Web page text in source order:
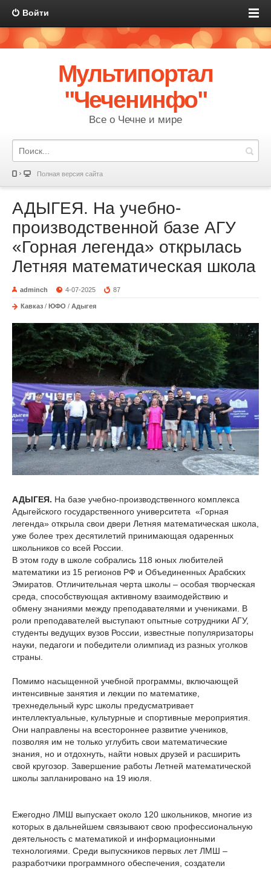
Войти
Мультипортал
"Чеченинфо"
Все о Чечне и мире
Полная версия сайта
АДЫГЕЯ. На учебно-
производственной базе АГУ
«Горная легенда» открылась
Летняя математическая школа
adminch 4-07-2025 87
Кавказ / ЮФО / Адыгея
АДЫГЕЯ. На базе учебно-производственного комплекса
Адыгейского государственного университета «Горная
легенда» открыла свои двери Летняя математическая школа,
уже более трех десятилетий принимающая одаренных
школьников со всей России.
В этом году в школе собрались 118 юных любителей
математики из 15 регионов РФ и Объединенных Арабских
Эмиратов. Отличительная черта школы – особая творческая
среда, способствующая активному взаимодействию и
обмену знаниями между преподавателями и учениками. В
роли преподавателей выступают опытные сотрудники АГУ,
студенты ведущих вузов России, известные популяризаторы
науки, педагоги и победители олимпиад из разных уголков
страны.
Помимо насыщенной учебной программы, включающей
интенсивные занятия и лекции по математике,
трехнедельный курс школы предусматривает
интеллектуальные, культурные и спортивные мероприятия.
Они направлены на всестороннее развитие учеников,
позволяя им не только углубить свои математические
знания, но и отдохнуть, найти новых друзей и расширить
свой кругозор. Завершение работы Летней математической
школы запланировано на 19 июля.
Ежегодно ЛМШ выпускает около 120 школьников, многие из
которых в дальнейшем связывают свою профессиональную
деятельность с математикой и информационными
технологиями. Среди выпускников первых лет ЛМШ –
разработчики программного обеспечения, создатели